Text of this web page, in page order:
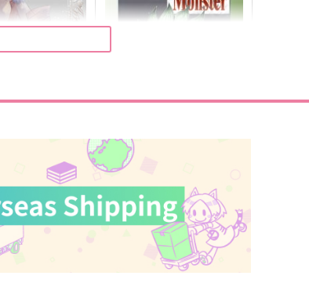
ぎりゲン
らむね屋
315
あさぎりゲン×石神千空
（税込）
ぎりゲン
Monster
ファンブル伝説
専売 550円（税込）
石神千空×あさぎりゲン